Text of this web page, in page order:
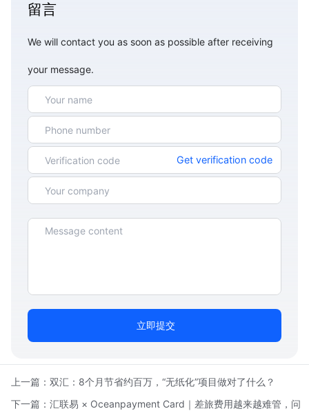
留言
We will contact you as soon as possible after receiving
your message.
Get verification code
立即提交
上一篇： 双汇：8个月节省约百万，“无纸化”项目做对了什么？
下一篇： 汇联易 × Oceanpayment Card｜差旅费用越来越难管，问